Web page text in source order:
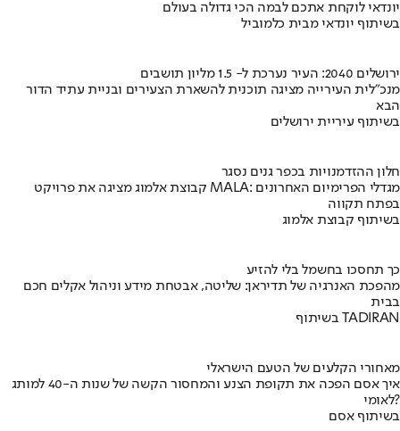
יונדאי לוקחת אתכם לבמה הכי גדולה בעולם
בשיתוף יונדאי מבית כלמוביל
ירושלים 2040: העיר נערכת ל- 1.5 מליון תושבים
מנכ"לית העירייה מציגה תוכנית להשארת הצעירים ובניית עתיד הדור
הבא
בשיתוף עיריית ירושלים
חלון ההזדמנויות בכפר גנים נסגר
קבוצת אלמוג מציגה את פרויקט MALA: מגדלי הפרימיום האחרונים
בפתח תקווה
בשיתוף קבוצת אלמוג
כך תחסכו בחשמל בלי להזיע
מהפכת האנרגיה של תדיראן: שליטה, אבטחת מידע וניהול אקלים חכם
בבית
בשיתוף TADIRAN
מאחורי הקלעים של הטעם הישראלי
איך אסם הפכה את תקופת הצנע והמחסור הקשה של שנות ה-40 למותג
לאומי?
בשיתוף אסם